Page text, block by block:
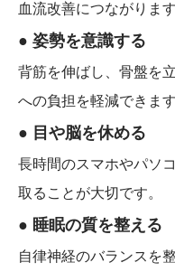
血流改善につながります
● 姿勢を意識する
背筋を伸ばし、骨盤を
への負担を軽減できます
● 目や脳を休める
長時間のスマホやパソ
取ることが大切です。
● 睡眠の質を整える
自律神経のバランスを